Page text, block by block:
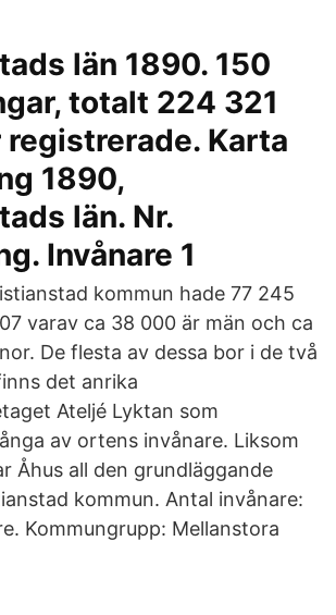
län 1890. 150
totalt 224 321
Karta
1890,
län. Nr.
Invånare 1
kommun hade 77 245
varav ca 38 000 är män och ca
De flesta av dessa bor i de två
det anrika
Ateljé Lyktan som
av ortens invånare. Liksom
Åhus all den grundläggande
kommun. Antal invånare:
Kommungrupp: Mellanstora